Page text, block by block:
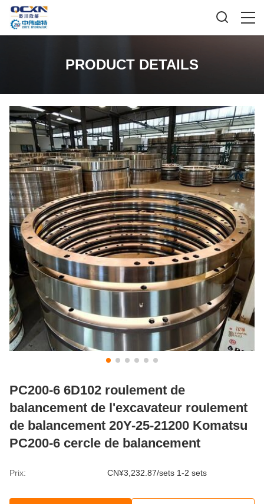
PRODUCT DETAILS
PC200-6 6D102 roulement de
balancement de l'excavateur roulement
de balancement 20Y-25-21200 Komatsu
PC200-6 cercle de balancement
Prix: CN¥3,232.87/sets 1-2 sets